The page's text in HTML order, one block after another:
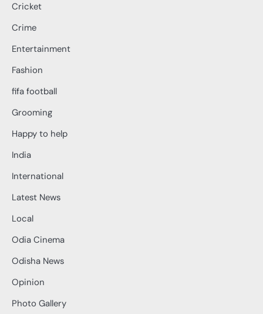
Cricket
Crime
Entertainment
Fashion
fifa football
Grooming
Happy to help
India
International
Latest News
Local
Odia Cinema
Odisha News
Opinion
Photo Gallery